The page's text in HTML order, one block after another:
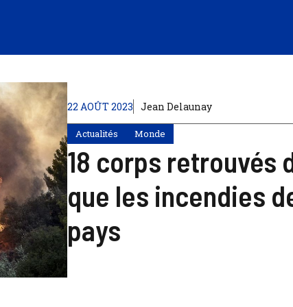
22 AOÛT 2023 Jean Delaunay
Actualités Monde
18 corps retrouvés
que les incendies
pays